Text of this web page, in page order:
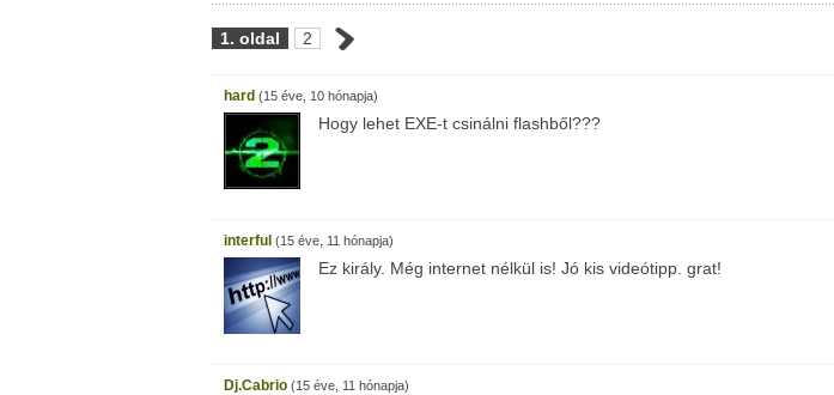
1. oldal 2
hard (15 éve, 10 hónapja)
Hogy lehet EXE-t csinálni flashből???
interful (15 éve, 11 hónapja)
Ez király. Még internet nélkül is! Jó kis videótipp. grat!
Dj.Cabrio (15 éve, 11 hónapja)